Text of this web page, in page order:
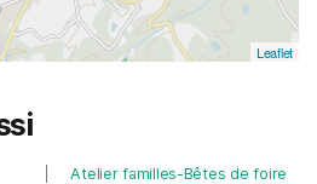
Leaflet
Atelier familles-Bêtes de foire